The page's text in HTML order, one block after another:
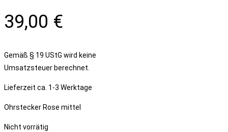
39,00 €
Gemäß § 19 UStG wird keine
Umsatzsteuer berechnet.
Lieferzeit ca. 1-3 Werktage
Ohrstecker Rose mittel
Nicht vorrätig